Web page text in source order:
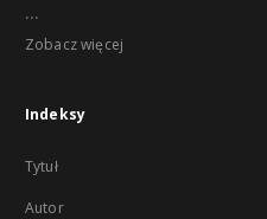
...
Zobacz więcej
Indeksy
Tytuł
Autor